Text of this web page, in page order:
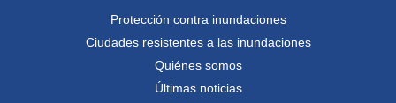
Protección contra inundaciones
Ciudades resistentes a las inundaciones
Quiénes somos
Últimas noticias